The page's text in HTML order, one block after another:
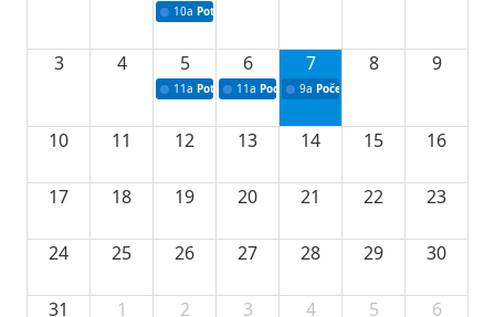
10a Potpisivanje ugovora sa neprofitnim
3 4 5
11a Potpisivanje ugovora o stipendijama za
6
11a Podrška razvoju vodne infrastrukture u
7
9a Početak izgradnje nove
8 9
10 11 12 13 14 15 16
17 18 19 20 21 22 23
24 25 26 27 28 29 30
31 1 2 3 4 5 6